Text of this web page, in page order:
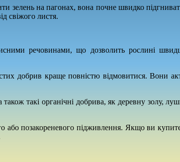
зелень на пагонах, вона почне швидко
свіжого листя.
речовинами, що дозволить рослині
добрив краще повністю відмовитися. Вони
такі органічні добрива, як деревну золу,
або позакореневого підживлення. Якщо ви